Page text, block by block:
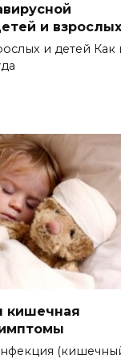
и взрослых
и детей Как
кишечная